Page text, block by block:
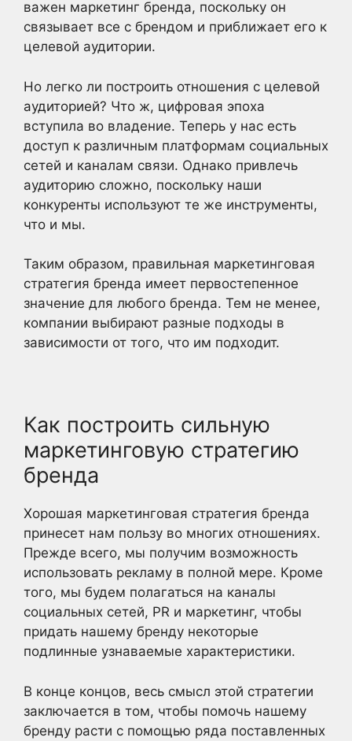
важен маркетинг бренда, поскольку он
связывает все с брендом и приближает его к
целевой аудитории.
Но легко ли построить отношения с целевой
аудиторией? Что ж, цифровая эпоха
вступила во владение. Теперь у нас есть
доступ к различным платформам социальных
сетей и каналам связи. Однако привлечь
аудиторию сложно, поскольку наши
конкуренты используют те же инструменты,
что и мы.
Таким образом, правильная маркетинговая
стратегия бренда имеет первостепенное
значение для любого бренда. Тем не менее,
компании выбирают разные подходы в
зависимости от того, что им подходит.
Как построить сильную
маркетинговую стратегию
бренда
Хорошая маркетинговая стратегия бренда
принесет нам пользу во многих отношениях.
Прежде всего, мы получим возможность
использовать рекламу в полной мере. Кроме
того, мы будем полагаться на каналы
социальных сетей, PR и маркетинг, чтобы
придать нашему бренду некоторые
подлинные узнаваемые характеристики.
В конце концов, весь смысл этой стратегии
заключается в том, чтобы помочь нашему
бренду расти с помощью ряда поставленных